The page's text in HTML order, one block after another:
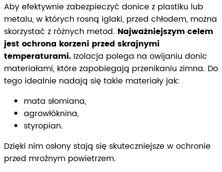
Aby efektywnie zabezpieczyć donice z plastiku lub
metalu, w których rosną iglaki, przed chłodem, można
skorzystać z różnych metod. Najważniejszym celem
jest ochrona korzeni przed skrajnymi
temperaturami. Izolacja polega na owijaniu donic
materiałami, które zapobiegają przenikaniu zimna. Do
tego idealnie nadają się takie materiały jak:
mata słomiana,
agrowłóknina,
styropian.
Dzięki nim osłony stają się skuteczniejsze w ochronie
przed mroźnym powietrzem.